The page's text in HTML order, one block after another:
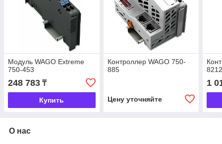
Модуль WAGO Extreme
750-453
248 783 ₸
Купить
Контроллер WAGO 750-
885
Цену уточняйте
1
О нас